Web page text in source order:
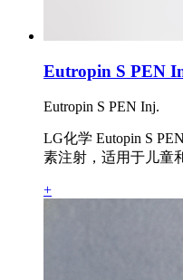
Eutropin S PEN
Eutropin S PEN Inj.
LG化学 Eutopin S
素注射，适用于儿童
+